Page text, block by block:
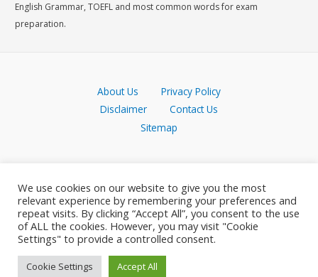
English Grammar, TOEFL and most common words for exam
preparation.
About Us Privacy Policy
Disclaimer
Contact Us
Sitemap
Copyright © 2026 Meaning in Gujarati
We use cookies on our website to give you the most
relevant experience by remembering your preferences and
repeat visits. By clicking “Accept All”, you consent to the use
of ALL the cookies. However, you may visit "Cookie
Settings" to provide a controlled consent.
Cookie Settings Accept All